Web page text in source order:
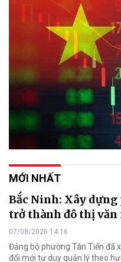
MỚI NHẤT
Bắc Ninh: Xây
trở thành đô thị
07/08/2026 14:16
Đảng bộ phường Tân Tiến đã
đổi mới tư duy quản lý theo